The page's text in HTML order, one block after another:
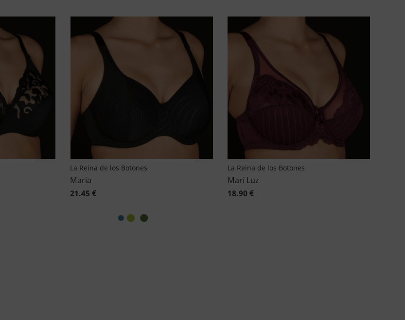
La Reina de los Botones
Maria
21.45 €
La Reina de los Botones
Mari Luz
18.90 €